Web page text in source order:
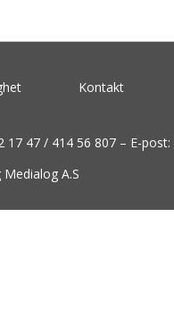
Kontakt
47 / 414 56 807 – E-post:
Medialog A.S